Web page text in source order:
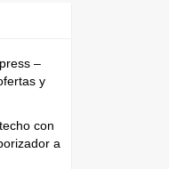
–
y
con
a